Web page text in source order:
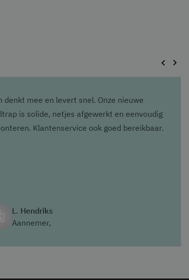
denkt mee en levert snel. Onze nieuwe
is solide, netjes afgewerkt en eenvoudig
Klantenservice ook goed bereikbaar.
L. Hendriks
Aannemer,